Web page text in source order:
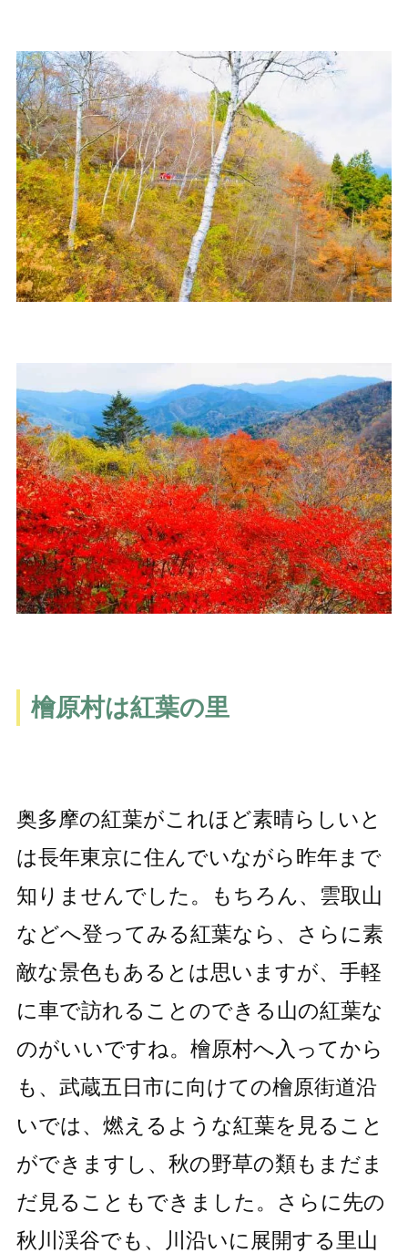
檜原村は紅葉の里
奥多摩の紅葉がこれほど素晴らしいと
は長年東京に住んでいながら昨年まで
知りませんでした。もちろん、雲取山
などへ登ってみる紅葉なら、さらに素
敵な景色もあるとは思いますが、手軽
に車で訪れることのできる山の紅葉な
のがいいですね。檜原村へ入ってから
も、武蔵五日市に向けての檜原街道沿
いでは、燃えるような紅葉を見ること
ができますし、秋の野草の類もまだま
だ見ることもできました。さらに先の
秋川渓谷でも、川沿いに展開する里山